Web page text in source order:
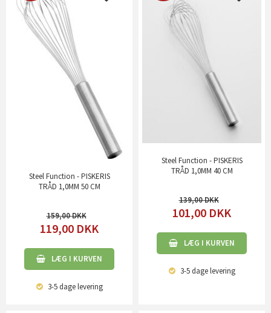
Steel Function - PISKERIS
TRÅD 1,0MM 50 CM
159,00
119,00 DKK
LÆG I KURVEN
3-5 dagelevering
Steel Function - PISKERIS
TRÅD 1,0MM 40 CM
139,00
101,00 DKK
LÆG I KURVEN
3-5 dagelevering